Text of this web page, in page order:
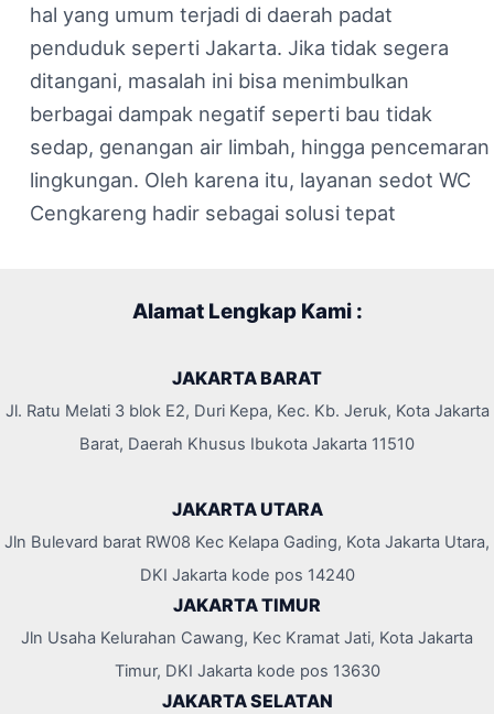
hal yang umum terjadi di daerah padat
penduduk seperti Jakarta. Jika tidak segera
ditangani, masalah ini bisa menimbulkan
berbagai dampak negatif seperti bau tidak
sedap, genangan air limbah, hingga pencemaran
lingkungan. Oleh karena itu, layanan sedot WC
Cengkareng hadir sebagai solusi tepat
Alamat Lengkap Kami :
JAKARTA BARAT
Jl. Ratu Melati 3 blok E2, Duri Kepa, Kec. Kb. Jeruk, Kota Jakarta
Barat, Daerah Khusus Ibukota Jakarta 11510
JAKARTA UTARA
Jln Bulevard barat RW08 Kec Kelapa Gading, Kota Jakarta Utara,
DKI Jakarta kode pos 14240
JAKARTA TIMUR
Jln Usaha Kelurahan Cawang, Kec Kramat Jati, Kota Jakarta
Timur, DKI Jakarta kode pos 13630
JAKARTA SELATAN